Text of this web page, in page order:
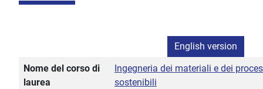
English version
Nome del corso di
laurea
Ingegneria dei materiali e dei
sostenibili